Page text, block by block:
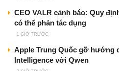
CEO VALR cảnh báo: Quy
có thể phản tác dụng
1 GIỜ TRƯỚC
Apple Trung Quốc gỡ hướng
Intelligence với Qwen